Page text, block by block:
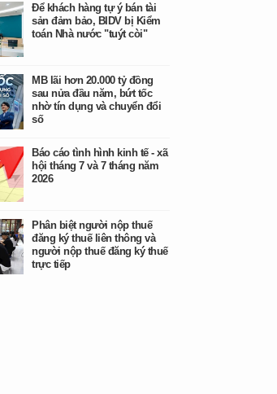
Để khách hàng tự ý bán tài
sản đảm bảo, BIDV bị Kiểm
toán Nhà nước "tuýt còi"
MB lãi hơn 20.000 tỷ đồng
sau nửa đầu năm, bứt tốc
nhờ tín dụng và chuyển đổi
số
Báo cáo tình hình kinh tế - xã
hội tháng 7 và 7 tháng năm
2026
Phân biệt người nộp thuế
đăng ký thuế liên thông và
người nộp thuế đăng ký thuế
trực tiếp